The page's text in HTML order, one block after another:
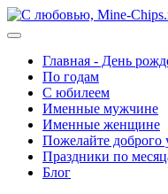
Главная - День
По годам
С юбилеем
Именные мужчине
Именные женщине
Пожелайте доброго
Праздники по
Блог